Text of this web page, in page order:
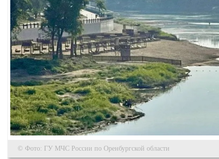
© Фото: ГУ МЧС России по Оренбургской области